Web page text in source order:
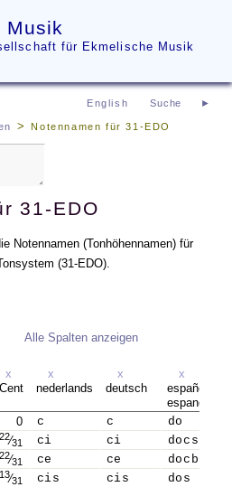
Musik
für Ekmelische Musik
English
Notennamen für 31-EDO
31-EDO
Notennamen (Tonhöhennamen) für
(31-EDO).
Alle Spalten anzeigen
x
Cent
x
nederlands
x
deutsch
x
español
espanol
0 c c do
22⁄31 ci ci docs
22⁄31 ce ce docb
13⁄31 cis cis dos